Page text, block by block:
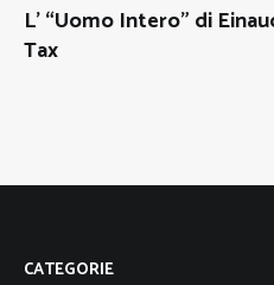
L’ “Uomo Intero” di
Tax
CATEGORIE